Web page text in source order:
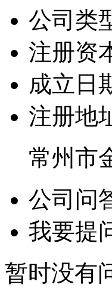
公司类
注册资
成立日
注册地
常州市
公司问
我要提
暂时没有